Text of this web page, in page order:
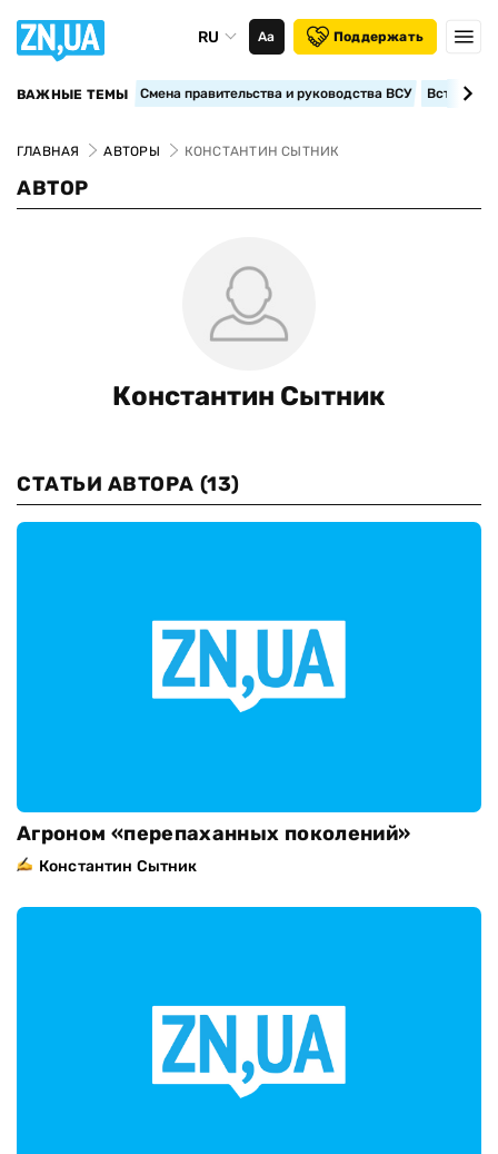
RU Аа Поддержать
ВАЖНЫЕ ТЕМЫ Смена правительства и руководства ВСУ
ГЛАВНАЯ АВТОРЫ КОНСТАНТИН СЫТНИК
АВТОР
Константин Сытник
СТАТЬИ АВТОРА (13)
Агроном «перепаханных поколений»
Константин Сытник